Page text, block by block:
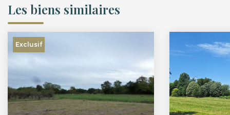
Les biens similaires
Exclusif